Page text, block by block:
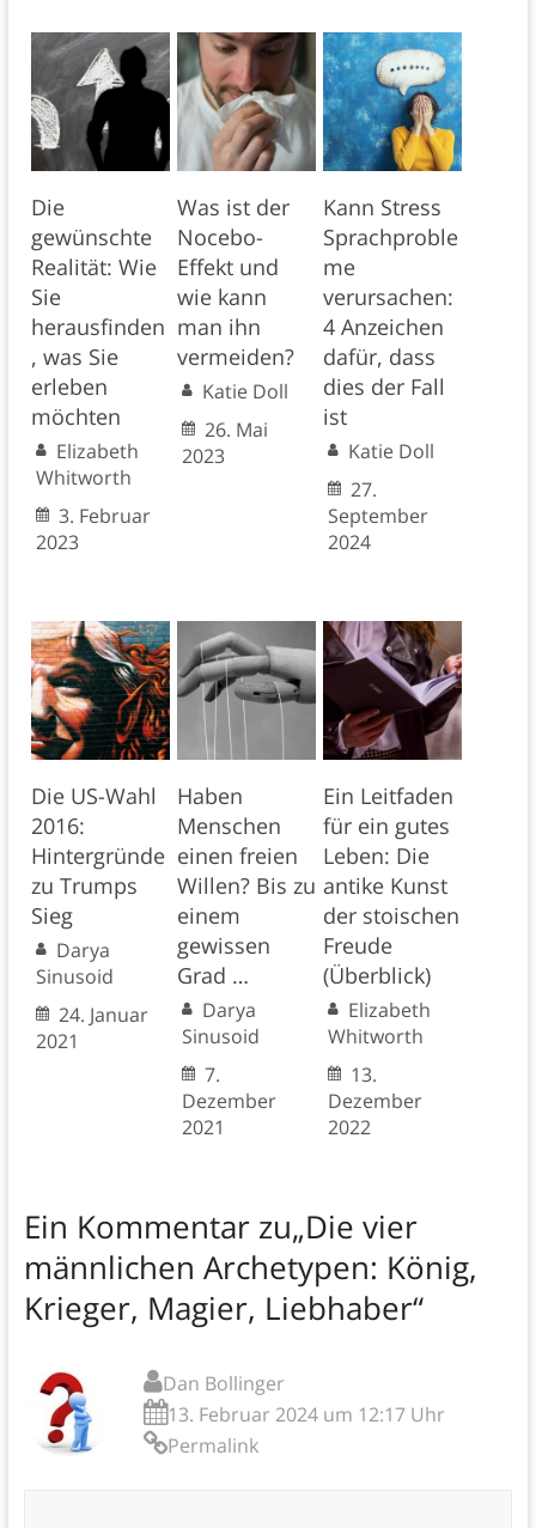
Die
gewünschte
Realität: Wie
Sie
herausfinden
, was Sie
erleben
möchten
Elizabeth
Whitworth
3. Februar
2023
Was ist der
Nocebo-
Effekt und
wie kann
man ihn
vermeiden?
Katie Doll
26. Mai
2023
Kann Stress
Sprachproble
me
verursachen:
4 Anzeichen
dafür, dass
dies der Fall
ist
Katie Doll
27.
September
2024
Die US-Wahl
2016:
Hintergründe
zu Trumps
Sieg
Darya
Sinusoid
24. Januar
2021
Haben
Menschen
einen freien
Willen? Bis zu
einem
gewissen
Grad …
Darya
Sinusoid
7.
Dezember
2021
Ein Leitfaden
für ein gutes
Leben: Die
antike Kunst
der stoischen
Freude
(Überblick)
Elizabeth
Whitworth
13.
Dezember
2022
Ein Kommentar zu„Die vier
männlichen Archetypen: König,
Krieger, Magier, Liebhaber“
Dan Bollinger
13. Februar 2024 um 12:17 Uhr
Permalink